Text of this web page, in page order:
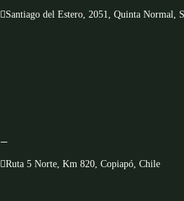
Santiago del Estero, 2051, Quinta Normal,
—
Ruta 5 Norte, Km 820, Copiapó, Chile